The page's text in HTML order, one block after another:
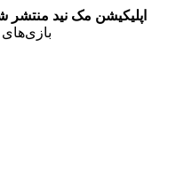
اپلیکیشن مک نید منتشر